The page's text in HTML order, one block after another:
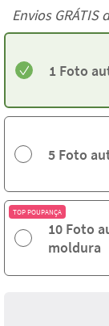
Envios GRÁTIS
1 Foto
5 Foto
TOP POUPANÇA
10 Foto
moldura